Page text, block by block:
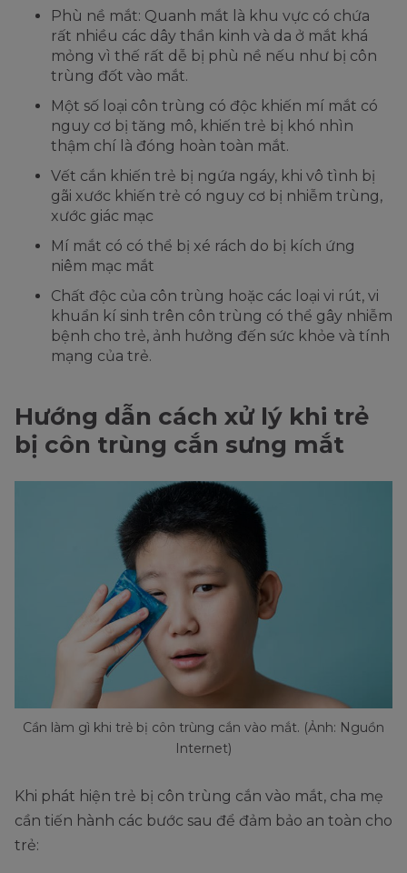
Phù nề mắt: Quanh mắt là khu vực có chứa
rất nhiều các dây thần kinh và da ở mắt khá
mỏng vì thế rất dễ bị phù nề nếu như bị côn
trùng đốt vào mắt.
Một số loại côn trùng có độc khiến mí mắt có
nguy cơ bị tăng mô, khiến trẻ bị khó nhìn
thậm chí là đóng hoàn toàn mắt.
Vết cắn khiến trẻ bị ngứa ngáy, khi vô tình bị
gãi xước khiến trẻ có nguy cơ bị nhiễm trùng,
xước giác mạc
Mí mắt có có thể bị xé rách do bị kích ứng
niêm mạc mắt
Chất độc của côn trùng hoặc các loại vi rút, vi
khuẩn kí sinh trên côn trùng có thể gây nhiễm
bệnh cho trẻ, ảnh hưởng đến sức khỏe và tính
mạng của trẻ.
Hướng dẫn cách xử lý khi trẻ
bị côn trùng cắn sưng mắt
Cần làm gì khi trẻ bị côn trùng cắn vào mắt. (Ảnh: Nguồn
Internet)
Khi phát hiện trẻ bị côn trùng cắn vào mắt, cha mẹ
cần tiến hành các bước sau để đảm bảo an toàn cho
trẻ: